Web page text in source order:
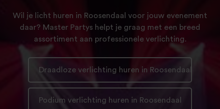
Wil je licht huren in Roosendaal voor jouw evenement
daar? Master Partys helpt je graag met een breed
assortiment aan professionele verlichting.
Draadloze verlichting huren in Roosendaal
Podium verlichting huren in Roosendaal